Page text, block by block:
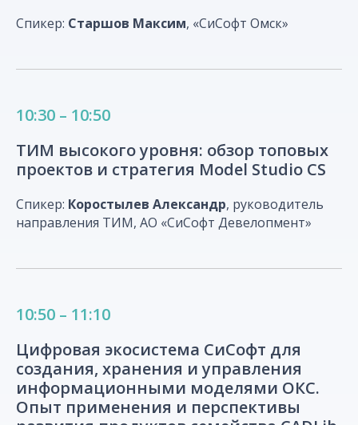
Спикер: Старшов Максим, «СиСофт Омск»
10:30 – 10:50
ТИМ высокого уровня: обзор топовых
проектов и стратегия Model Studio CS
Спикер: Коростылев Александр, руководитель
направления ТИМ, АО «СиСофт Девелопмент»
10:50 – 11:10
Цифровая экосистема СиСофт для
создания, хранения и управления
информационными моделями ОКС.
Опыт применения и перспективы